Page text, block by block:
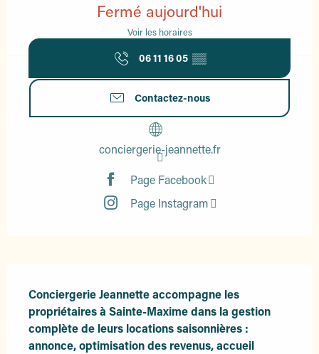
Fermé aujourd'hui
Voir les horaires
06 11 16 05 ▒▒
Contactez-nous
conciergerie-jeannette.fr
Page Facebook
Page Instagram
Conciergerie Jeannette accompagne les
propriétaires à Sainte-Maxime dans la gestion
complète de leurs locations saisonnières :
annonce, optimisation des revenus, accueil